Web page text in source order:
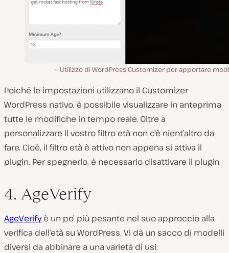
Utilizzo di WordPress Customizer per apportare
Poiché le impostazioni utilizzano il Customizer
WordPress nativo, è possibile visualizzare in anteprima
tutte le modifiche in tempo reale. Oltre a
personalizzare il vostro filtro età non c’è nient’altro da
fare. Cioè, il filtro età è attivo non appena si attiva il
plugin. Per spegnerlo, è necessario disattivare il plugin.
4. AgeVerify
AgeVerifyè un po’ più pesante nel suo approccio alla
verifica dell’età su WordPress. Vi dà un sacco di modelli
diversi da abbinare a una varietà di usi.